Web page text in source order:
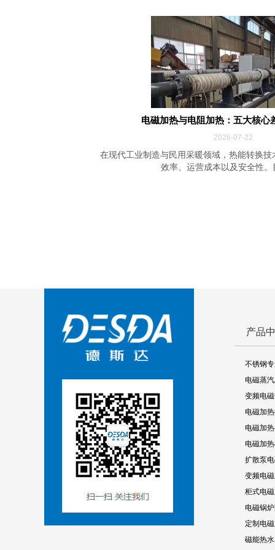
电磁加热与电阻加热：五大核心
2026-07-22
在现代工业制造与民用采暖领域，热能转换
效率、运营成本以及安全性。
产品
不锈钢
电磁蒸
变频电
电磁加
电磁加
电磁加
扩散泵
变频电
柜式电
电磁锅
定制电
磁能热